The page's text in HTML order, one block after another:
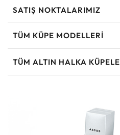
SATIŞ NOKTALARIMIZ
TÜM KÜPE MODELLERI
TÜM ALTIN HALKA